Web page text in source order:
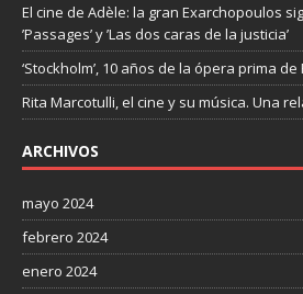
El cine de Adèle: la gran Exarchopoulos
’Passages’ y ’Las dos caras de la justicia’
‘Stockholm’, 10 años de la ópera prima
Rita Marcotulli, el cine y su música. Una
ARCHIVOS
mayo 2024
febrero 2024
enero 2024